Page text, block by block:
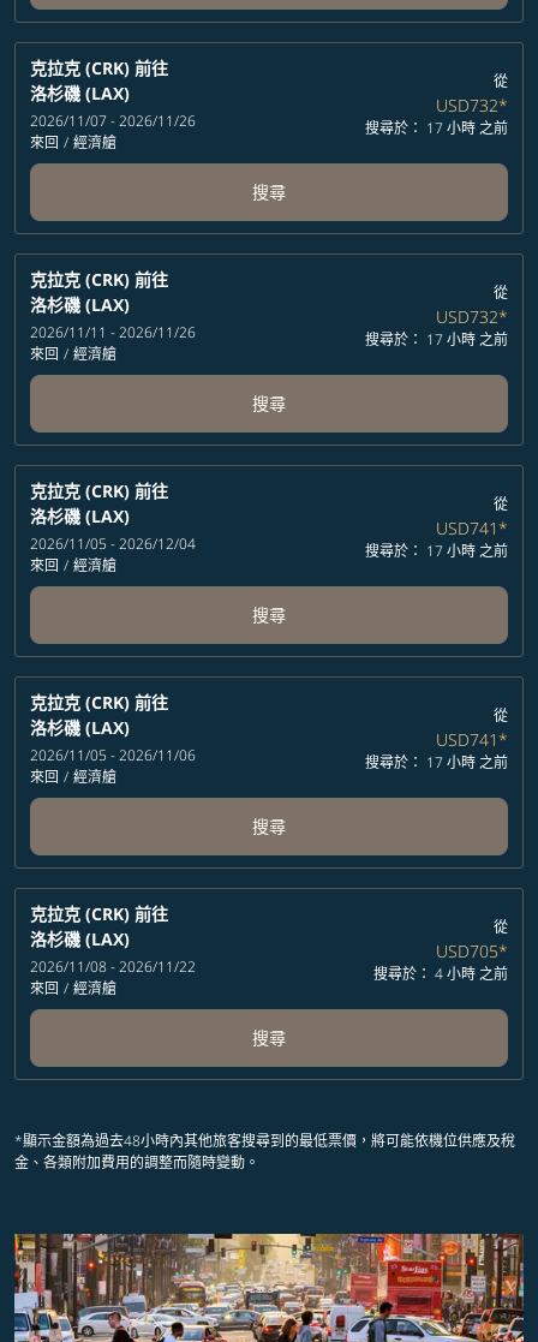
克拉克 (CRK) 前往
洛杉磯 (LAX)
2026/11/07 - 2026/11/26
來回 / 經濟艙
從
USD732*
搜尋於： 17 小時 之前
搜尋
克拉克 (CRK) 前往
洛杉磯 (LAX)
2026/11/11 - 2026/11/26
來回 / 經濟艙
從
USD732*
搜尋於： 17 小時 之前
搜尋
克拉克 (CRK) 前往
洛杉磯 (LAX)
2026/11/05 - 2026/12/04
來回 / 經濟艙
從
USD741*
搜尋於： 17 小時 之前
搜尋
克拉克 (CRK) 前往
洛杉磯 (LAX)
2026/11/05 - 2026/11/06
來回 / 經濟艙
從
USD741*
搜尋於： 17 小時 之前
搜尋
克拉克 (CRK) 前往
洛杉磯 (LAX)
2026/11/08 - 2026/11/22
來回 / 經濟艙
從
USD705*
搜尋於： 4 小時 之前
搜尋
*顯示金額為過去48小時內其他旅客搜尋到的最低票價，將可能依機位供應及稅
金、各類附加費用的調整而隨時變動。